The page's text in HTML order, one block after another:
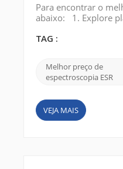
Para encontrar o
abaixo: 1. Explore
para descrever suas
TAG :
Melhor preço de
espectroscopia ESR
VEJA MAIS